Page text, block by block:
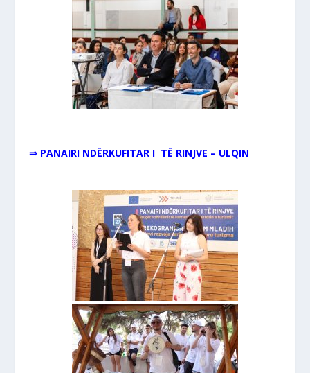
⇒ PANAIRI NDËRKUFITAR I TË RINJVE – ULQIN